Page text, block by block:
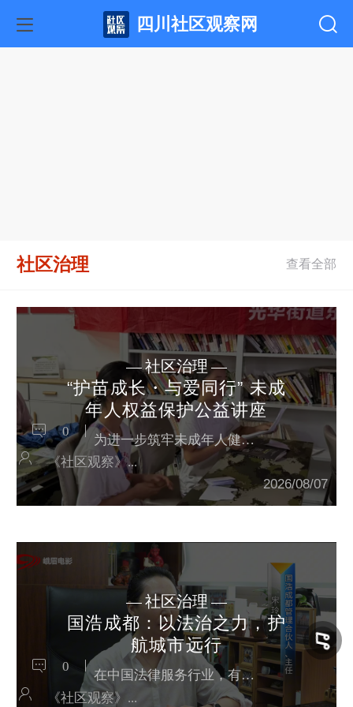
四川社区观察网
社区治理
社区治理
“护苗成长・与爱同行” 未成
年人权益保护公益讲座
为进一步筑牢未成年人健康成长法治屏障，提升家长科学育儿能力，普及未成年人权益保护知识，护航青少年平安快乐成长，2026年8月6日下午，光华街道东坡路社区开展“护苗成长·与爱同行”未成年人权益保护公益讲座。尽管当日阴雨绵绵，却丝毫没有阻挡居民与亲子家庭的参与热情，大家如约而至，为这场暖心普法活动增添了满满温情。活动前期，20余名居民及亲子家庭陆续抵达现场，有序完成签到、落座。现场工作人员提前备...
0
《社区观察》节目及融媒体中心
2026/08/07
社区治理
国浩成都：以法治之力，护
航城市远行
在中国法律服务行业，有一家律所的名字分量十足。一九九八年，北京人民大会堂，经司法部批准设立的****家集团化律师事务所——国浩律师事务所宣告成立。二十余年后，国浩已成长为中国内地规模**、最具实力的律师事务所之一。作为国浩在成都的执业机构，国浩律师（成都）事务所扎根四川三十余载，荣获首批全国优秀律师事务所-，以专业铸就信任，以法治护航发展。今天，我们走进国浩成都，感受这家头部律所的专业力量与...
0